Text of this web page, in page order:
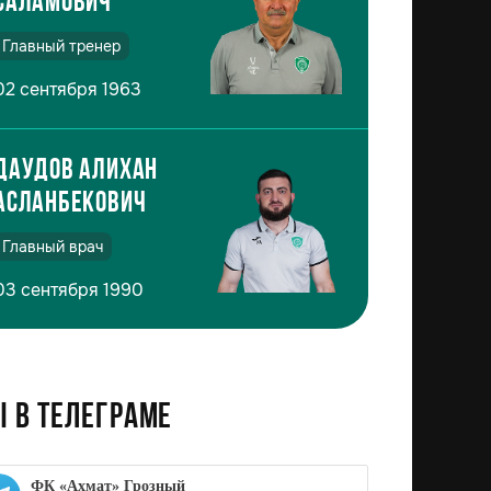
Главный тренер
сентября 1963
Алихан
Главный врач
сентября 1990
телеграме